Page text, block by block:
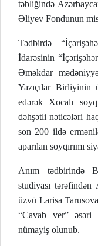
təbliğində
Əliyev Fondunun
Tədbirdə
İdarəsinin
Əməkdar
Yazıçılar Birliyinin
edərək Xocalı
dəhşətli nəticələri
son 200 ildə
aparılan soyqırımı
Anım tədbirində
studiyası tərəfindən
üzvü Larisa
“Cavab ver” əsəri
nümayiş olunub.